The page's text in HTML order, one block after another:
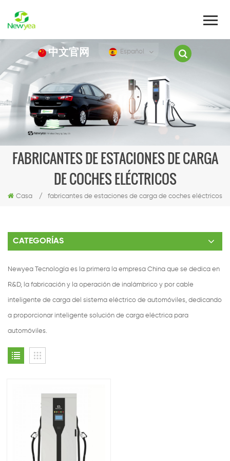
中文官网 Español
FABRICANTES DE ESTACIONES DE CARGA
DE COCHES ELÉCTRICOS
Casa / fabricantes de estaciones de carga de coches eléctricos
CATEGORÍAS
Newyea Tecnología es la primera la empresa China que se dedica en
R&D, la fabricación y la operación de inalámbrico y por cable
inteligente de carga del sistema eléctrico de automóviles, dedicando
a proporcionar inteligente solución de carga eléctrica para
automóviles.